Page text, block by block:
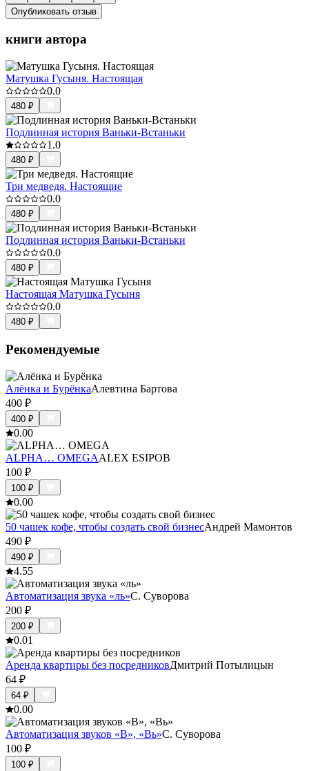
Опубликовать отзыв
книги автора
Матушка Гусыня. Настоящая
0.0
480 ₽
Подлинная история Ваньки-Встаньки
1.0
480 ₽
Три медведя. Настоящие
0.0
480 ₽
Подлинная история Ваньки-Встаньки
0.0
480 ₽
Настоящая Матушка Гусыня
0.0
480 ₽
Рекомендуемые
Алёнка и БурёнкаАлевтина Бартова
400 ₽
400 ₽
0.00
ALPHA… OMEGAALEX ESIPOB
100 ₽
100 ₽
0.00
50 чашек кофе, чтобы создать свой бизнесАндрей Мамонтов
490 ₽
490 ₽
4.55
Автоматизация звука «ль»С. Суворова
200 ₽
200 ₽
0.01
Аренда квартиры без посредниковДмитрий Потылицын
64 ₽
64 ₽
0.00
Автоматизация звуков «В», «Вь»С. Суворова
100 ₽
100 ₽